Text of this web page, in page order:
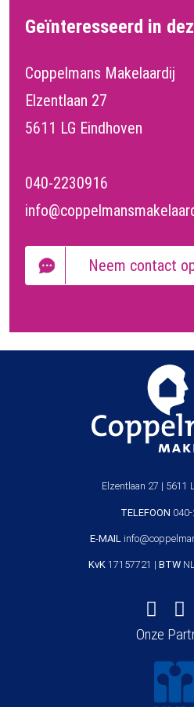
Geïnteresseerd in
Coppelmans Makelaardij
Elzentlaan 27
5611 LG Eindhoven
040-2230916
Neem contact
Elzentlaan 27 | 5611
TELEFOON
E-MAIL
KvK 17157721 | BTW
Onze